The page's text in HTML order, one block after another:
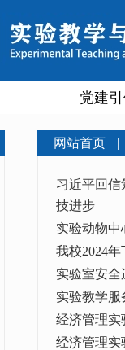
党建
网站首页 |
习近平回
技进步
实验动物
我校2024
实验室安
实验教学
经济管理实
经济管理实